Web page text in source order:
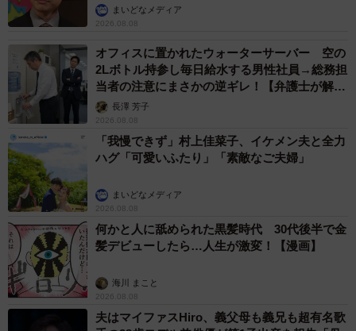
まいどなメディア
2026.08.08
オフィスに置かれたウォーターサーバー 空の
2Lボトル持参し毎日給水する男性社員→総務担
当者の注意にまさかの逆ギレ！【弁護士が解
説】長澤 芳子
2026.08.08
「我慢できず」村上佳菜子、イケメン夫と全力
ハグ「可愛いふたり」「素敵なご夫婦」
まいどなメディア
2026.08.08
何かと人に舐められた黒髪時代 30代後半で金
髪デビューしたら…人生が激変！【漫画】
海川 まこと
2026.08.08
夫はマイファスHiro、義父母も義兄も超有名歌